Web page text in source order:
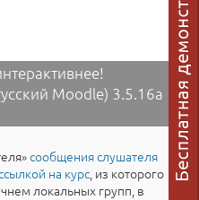
Moodle) 3.5.16a
сообщения слушателя
на курс , из которого
локальных групп, в